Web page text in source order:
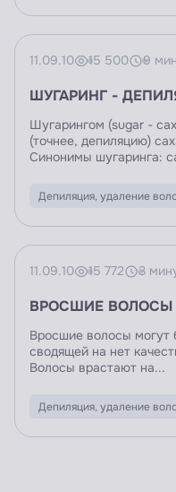
11.09.10 15 500 9
ШУГАРИНГ -
Шугарингом (sugar -
(точнее, депиляцию)
Синонимы шугаринга:
Депиляция, удаление
11.09.10 15 772 3
ВРОСШИЕ ВОЛОСЫ
Вросшие волосы могут
сводящей на нет
Волосы врастают на...
Депиляция, удаление